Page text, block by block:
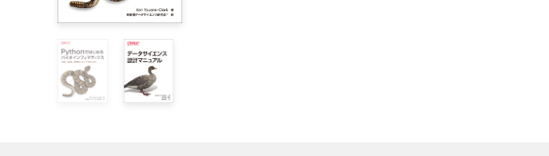
■P.122 表6-1
【正】-O
■P.150 1つめのコード最終行
            1.7.1　実験の計画に注意を払う
            1.7.3　コンピュータを自分のために働かせる
1.7.4　アサーションを設定し、コードとメソッドの中でエラーが目立つように
            1.7.5　コードをテストせよ。理想的にはコードにコードをテストさせよ